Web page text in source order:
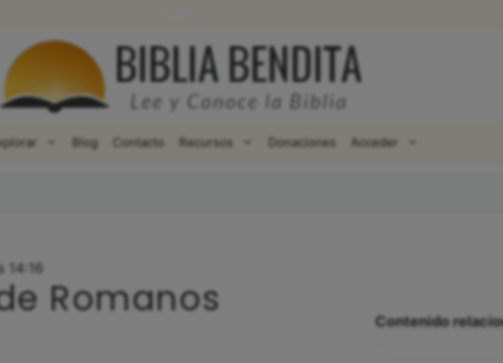
Blog Contacto Recursos Donaciones Acceder
14:16
Romanos
Contenido